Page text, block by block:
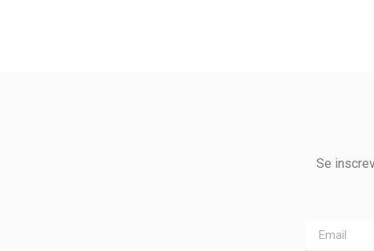
Se